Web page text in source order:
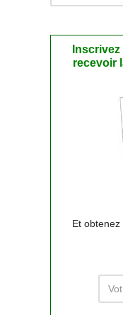
recevoir
Et obtenez